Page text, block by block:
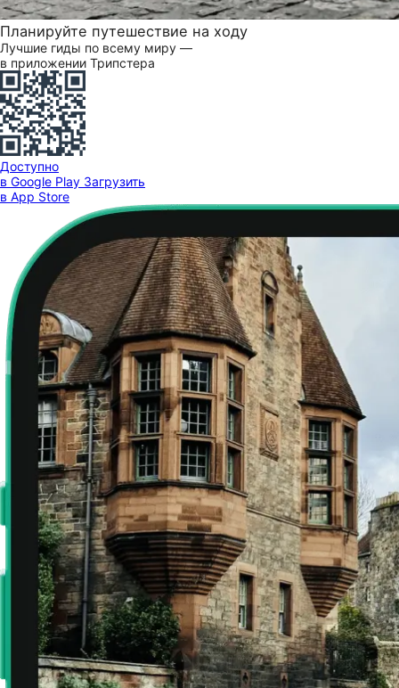
Планируйте путешествие на ходу
Лучшие гиды по всему миру —
в приложении Трипстера
Доступно
в Google Play Загрузить
в App Store